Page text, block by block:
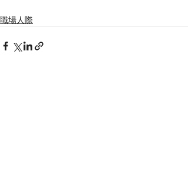
職場人際